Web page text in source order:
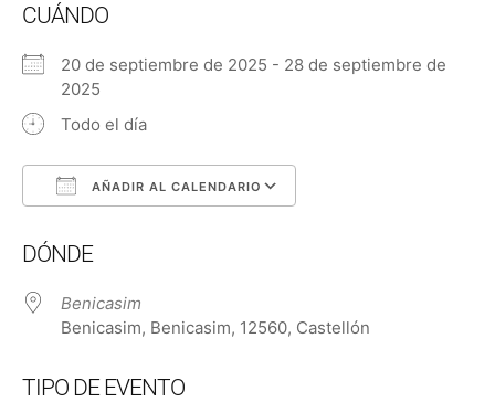
CUÁNDO
20 de septiembre de 2025 - 28 de septiembre de
2025
Todo el día
AÑADIR AL CALENDARIO
DÓNDE
Benicasim
Benicasim, Benicasim, 12560, Castellón
TIPO DE EVENTO